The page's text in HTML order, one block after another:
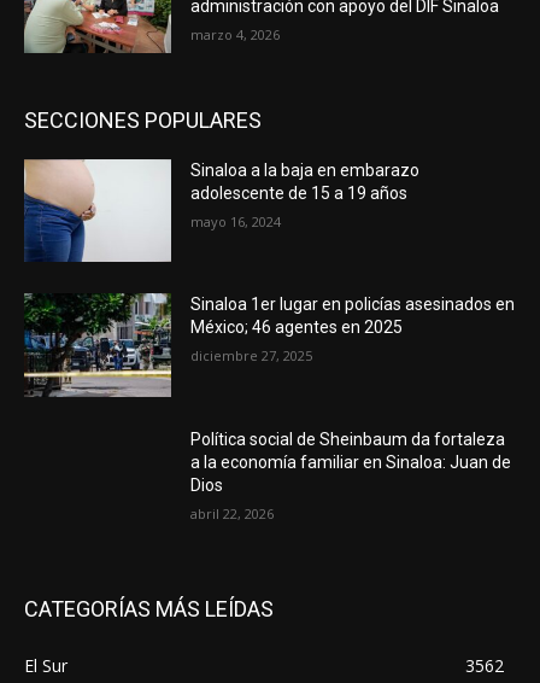
administración con apoyo del DIF Sinaloa
marzo 4, 2026
SECCIONES POPULARES
Sinaloa a la baja en embarazo
adolescente de 15 a 19 años
mayo 16, 2024
Sinaloa 1er lugar en policías asesinados en
México; 46 agentes en 2025
diciembre 27, 2025
Política social de Sheinbaum da fortaleza
a la economía familiar en Sinaloa: Juan de
Dios
abril 22, 2026
CATEGORÍAS MÁS LEÍDAS
El Sur
3562